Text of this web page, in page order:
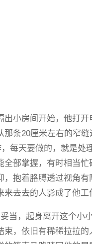
出小房间开始，他打
那条20厘米左右的窄
每天要做的，就是处
全部掌握，有时相当
，抱着胳膊透过视角
去去的人影成了他工
当，起身离开这个小
，依旧有稀稀拉拉的